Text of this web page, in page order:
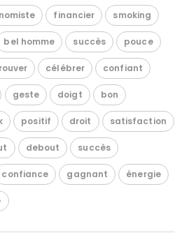
financier smoking
bel homme succès pouce
célébrer confiant
geste doigt bon
positif droit satisfaction
debout succès
confiance gagnant énergie